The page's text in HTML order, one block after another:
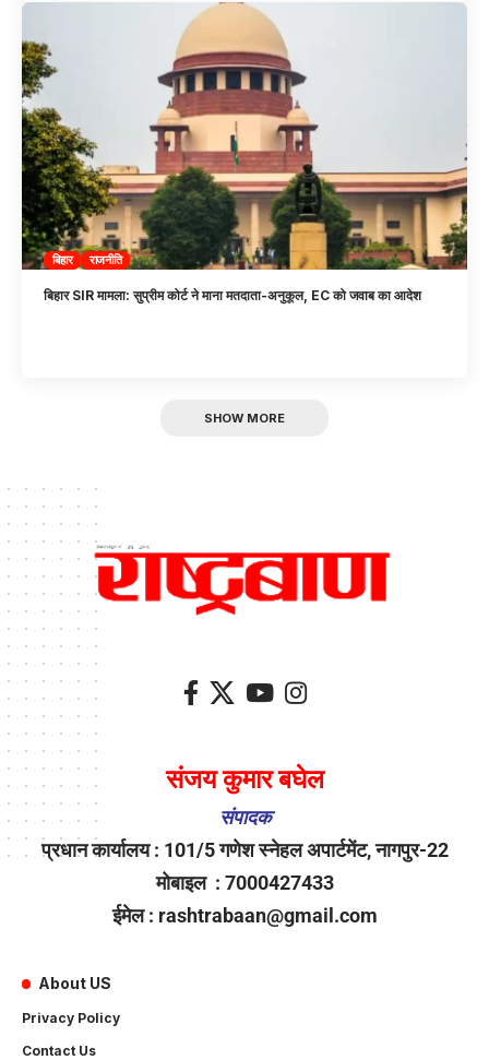
बिहार राजनीति
बिहार SIR मामला: सुप्रीम कोर्ट ने माना मतदाता-अनुकूल, EC को जवाब का आदेश
SHOW MORE
संजय कुमार बघेल
संपादक
प्रधान कार्यालय : 101/5 गणेश स्नेहल अपार्टमेंट, नागपुर-22
मोबाइल : 7000427433
ईमेल : rashtrabaan@gmail.com
About US
Privacy Policy
Contact Us